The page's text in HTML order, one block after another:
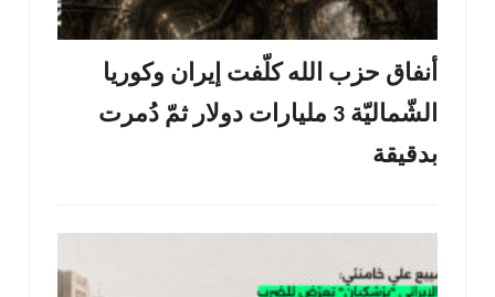
أنفاق حزب الله كلّفت إيران وكوريا
الشّماليّة 3 مليارات دولار ثمّ دُمرت
بدقيقة